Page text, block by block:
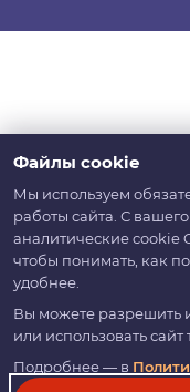
Файлы cookie
Мы используем
работы сайта. С
аналитические cookie
чтобы понимать, как
удобнее.
Вы можете разрешить
или использовать
Подробнее — в